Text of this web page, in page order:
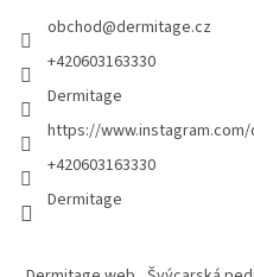
obchod@dermitage.cz
+420603163330
Dermitage
https://
+420603163330
Dermitage